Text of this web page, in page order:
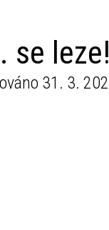
se
31. 3.